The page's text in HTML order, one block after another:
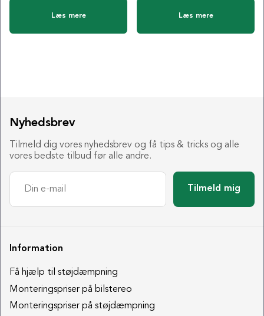
Læs mere Læs mere
Nyhedsbrev
Tilmeld dig vores nyhedsbrev og få tips & tricks og alle
vores bedste tilbud før alle andre.
Tilmeld mig
Information
Få hjælp til støjdæmpning
Monteringspriser på bilstereo
Monteringspriser på støjdæmpning